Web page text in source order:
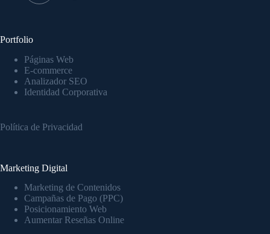
Portfolio
Páginas Web
E-commerce
Analizador SEO
Identidad Corporativa
Política de Privacidad
Marketing Digital
Marketing de Contenidos
Campañas de Pago (PPC)
Posicionamiento Web
Aumentar Reseñas Online